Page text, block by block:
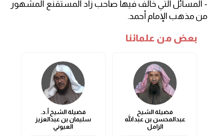
- المسائل التي خالف فيها صاحب زاد المستقنع المشهور
من مذهب الإمام أحمد.
بعض من علمائنا
فضيلة الشيخ
عبدالمحسن بن عبدالله
الزامل
فضيلة الشيخ أ.د.
سليمان بن عبدالعزيز
العيوني